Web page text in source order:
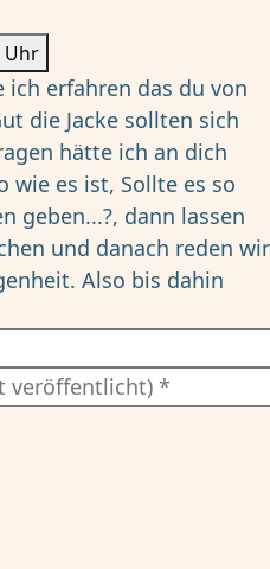
23:28 Uhr
ich erfahren das du von
die Jacke sollten sich
hätte ich an dich
wie es ist, Sollte es so
geben...?, dann lassen
und danach reden wir
Also bis dahin